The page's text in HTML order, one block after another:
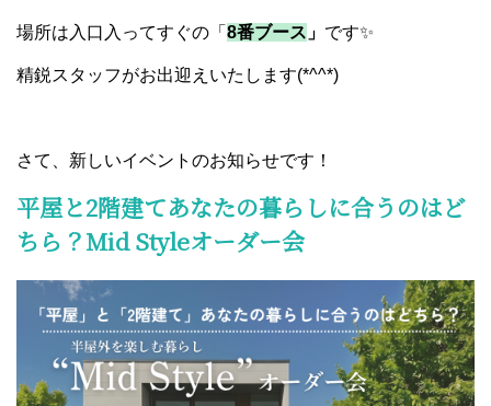
場所は入口入ってすぐの「 8番ブース 」 です✨
精鋭スタッフがお出迎えいたします(*^^*)
さて、新しいイベントのお知らせです！
平屋と2階建てあなたの暮らしに合うのはど
ちら？Mid Styleオーダー会